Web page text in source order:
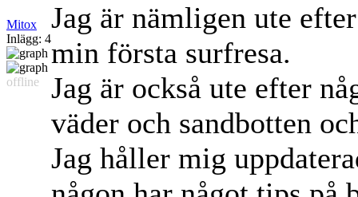
Mitox
Inlägg: 4
offline
Jag är nämligen ute
min första surfresa.
Jag är också ute efter
väder och sandbotten
Jag håller mig